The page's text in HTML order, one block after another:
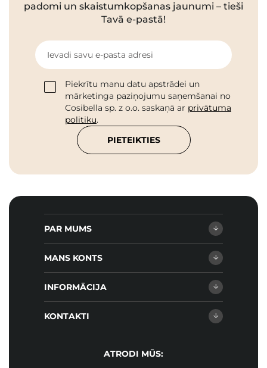
padomi un skaistumkopšanas jaunumi – tieši
Tavā e-pastā!
Ievadi savu e-pasta adresi
Piekrītu manu datu apstrādei un
mārketinga paziņojumu saņemšanai no
Cosibella sp. z o.o. saskaņā ar privātuma
politiku.
PIETEIKTIES
PAR MUMS
MANS KONTS
INFORMĀCIJA
KONTAKTI
ATRODI MŪS: